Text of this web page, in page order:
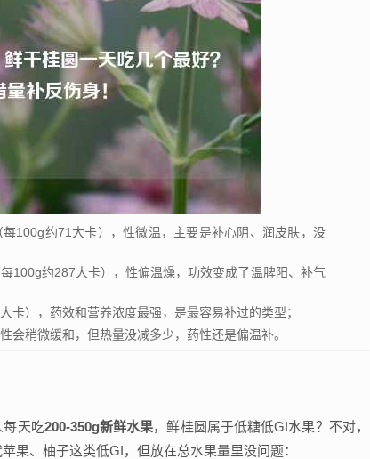
100g约71大卡），性微温，主要是补心阴、润皮肤，没
100g约287大卡），性偏温燥，功效变成了温脾阳、补气
卡），药效和营养浓度最强，是最容易补过的类型；
会稍微缓和，但热量没减多少，药性还是偏温补。
每天吃200-350g新鲜水果，鲜桂圆属于低糖低GI水果？不对，
果、柚子这类低GI，但放在总水果量里没问题：